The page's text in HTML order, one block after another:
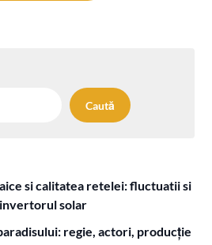
Caută
si calitatea retelei: fluctuatii si
solar
regie, actori, producție